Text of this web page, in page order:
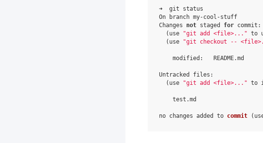
➜  git status
On branch my-cool-stuff
Changes not staged for commit:
( use "git add <file>..." to
( use "git checkout --
    modified:   README.md
Untracked files:
( use "git add <file>..." to
    test.
md
no changes added to commit (